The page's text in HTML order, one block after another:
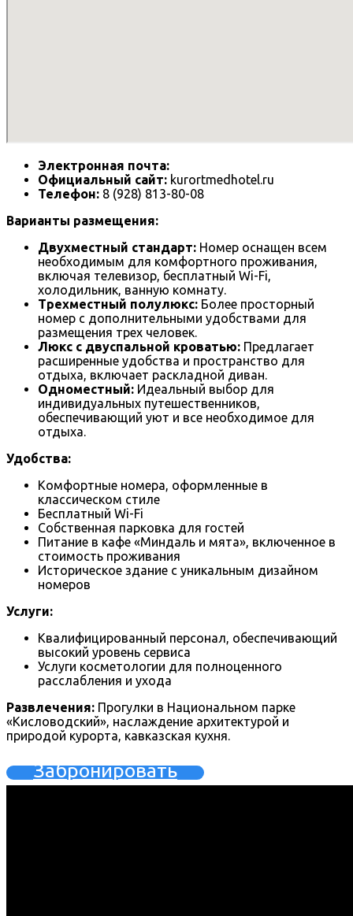
Электронная почта:
Официальный сайт: kurortmedhotel.ru
Телефон: 8 (928) 813-80-08
Варианты размещения:
Двухместный стандарт: Номер оснащен всем
необходимым для комфортного проживания,
включая телевизор, бесплатный Wi-Fi,
холодильник, ванную комнату.
Трехместный полулюкс: Более просторный
номер с дополнительными удобствами для
размещения трех человек.
Люкс с двуспальной кроватью: Предлагает
расширенные удобства и пространство для
отдыха, включает раскладной диван.
Одноместный: Идеальный выбор для
индивидуальных путешественников,
обеспечивающий уют и все необходимое для
отдыха.
Удобства:
Комфортные номера, оформленные в
классическом стиле
Бесплатный Wi-Fi
Собственная парковка для гостей
Питание в кафе «Миндаль и мята», включенное в
стоимость проживания
Историческое здание с уникальным дизайном
номеров
Услуги:
Квалифицированный персонал, обеспечивающий
высокий уровень сервиса
Услуги косметологии для полноценного
расслабления и ухода
Развлечения: Прогулки в Национальном парке
«Кисловодский», наслаждение архитектурой и
природой курорта, кавказская кухня.
Забронировать